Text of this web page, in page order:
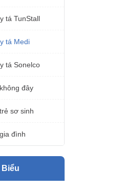
tá TunStall
tá Medi
tá Sonelco
đây
sơ sinh
đình